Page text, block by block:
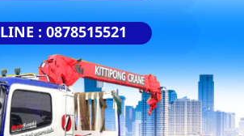
LINE : 0878515521